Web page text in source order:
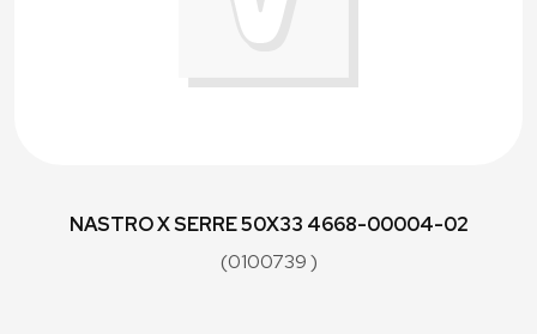
NASTRO X SERRE 50X33 4668-00004-02
(0100739 )